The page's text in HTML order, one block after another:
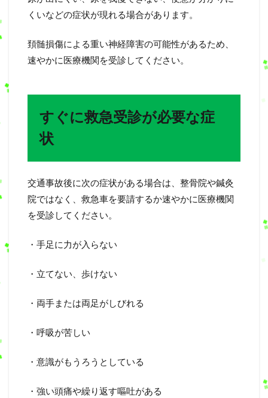
くいなどの症状が現れる場合があります。
頚髄損傷による重い神経障害の可能性があるため、
速やかに医療機関を受診してください。
すぐに救急受診が必要な症
状
交通事故後に次の症状がある場合は、整骨院や鍼灸
院ではなく、救急車を要請するか速やかに医療機関
を受診してください。
・手足に力が入らない
・立てない、歩けない
・両手または両足がしびれる
・呼吸が苦しい
・意識がもうろうとしている
・強い頭痛や繰り返す嘔吐がある